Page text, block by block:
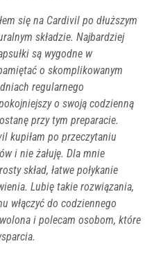
się na Cardivil po dłuższym
składzie. Najbardziej
są wygodne w
o skomplikowanym
regularnego
o swoją codzienną
przy tym preparacie.
kupiłam po przeczytaniu
i nie żałuję. Dla mnie
skład, łatwe połykanie
Lubię takie rozwiązania,
włączyć do codziennego
i polecam osobom, które